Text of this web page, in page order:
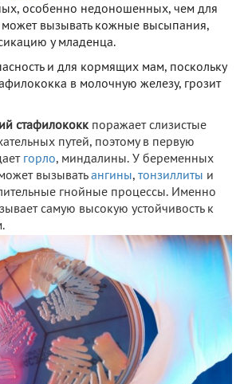
особенно недоношенных, чем для
вызывать кожные высыпания,
у младенца.
и для кормящих мам, поскольку
в молочную железу, грозит
стафилококкпоражает слизистые
путей, поэтому в первую
горло, миндалины. У беременных
вызывать ангины, тонзиллиты и
гнойные процессы. Именно
самую высокую устойчивость к